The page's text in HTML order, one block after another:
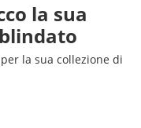
la sua
la sua collezione di